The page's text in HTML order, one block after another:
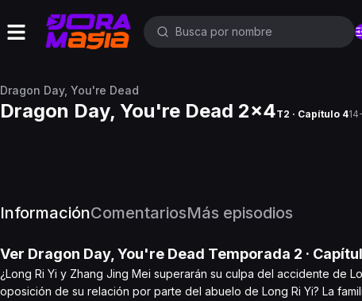
Dragon Day, You're Dead
Dragon Day, You're Dead 2x4T2 · Capítulo 4
InformaciónComentariosMás episodios
Ver Dragon Day, You're Dead Temporada 2 ·
¿Long Ri Yi y Zhang Jing Mei superarán su culpa del accidente de
oposición de su relación por parte del abuelo de Long Ri Yi? La